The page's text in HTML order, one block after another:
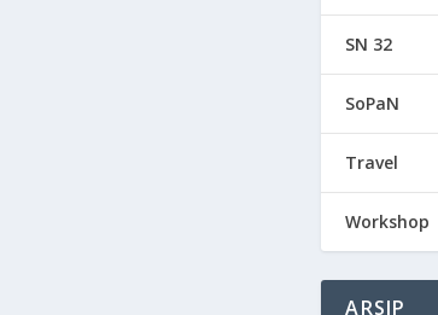
SN 32
SoPaN
Travel
Workshop
ARSIP